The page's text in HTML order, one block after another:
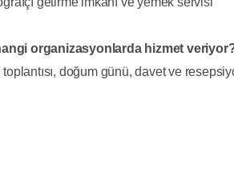
organizasyonlarda hizmet
doğum günü, davet ve